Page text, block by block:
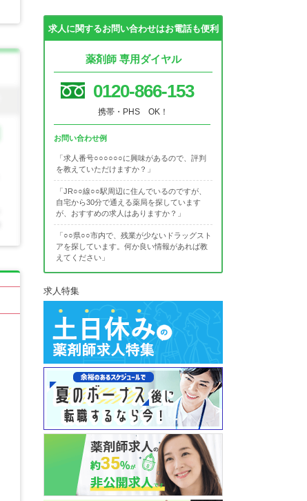
求人に関するお問い合わせはお電話も便利
薬剤師 専用ダイヤル
0120-866-153
携帯・PHS OK！
お問い合わせ例
「求人番号○○○○○○に興味があるので、評判
を教えていただけますか？」
「JR○○線○○駅周辺に住んでいるのですが、
自宅から30分で通える薬局を探しています
が、おすすめの求人はありますか？」
「○○県○○市内で、残業が少ないドラッグスト
アを探しています。何か良い情報があれば教
えてください」
求人特集